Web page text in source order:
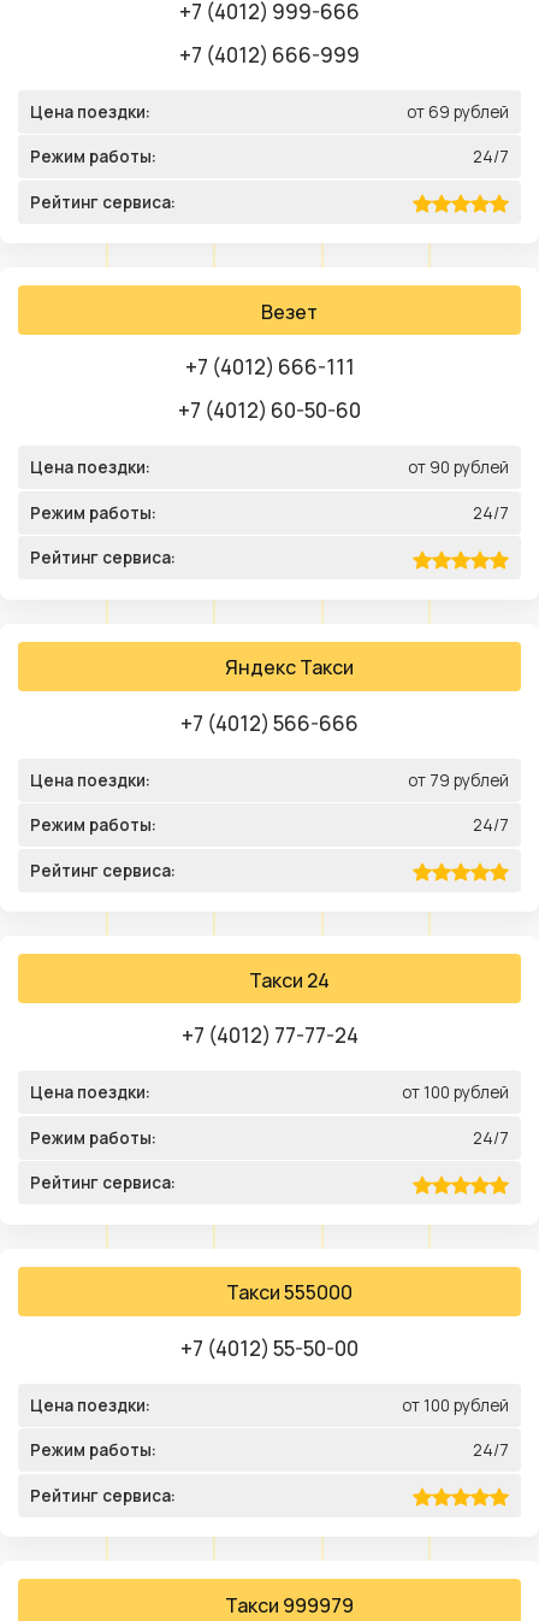
+7 (4012) 999-666
+7 (4012) 666-999
Цена поездки: от 69 рублей
Режим работы: 24/7
Рейтинг сервиса:
Везет
+7 (4012) 666-111
+7 (4012) 60-50-60
Цена поездки: от 90 рублей
Режим работы: 24/7
Рейтинг сервиса:
Яндекс Такси
+7 (4012) 566-666
Цена поездки: от 79 рублей
Режим работы: 24/7
Рейтинг сервиса:
Такси 24
+7 (4012) 77-77-24
Цена поездки: от 100 рублей
Режим работы: 24/7
Рейтинг сервиса:
Такси 555000
+7 (4012) 55-50-00
Цена поездки: от 100 рублей
Режим работы: 24/7
Рейтинг сервиса:
Такси 999979